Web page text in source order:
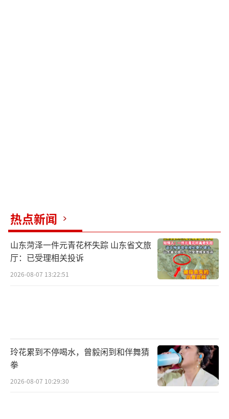
热点新闻
山东菏泽一件元青花杯失踪 山东省文旅
厅：已受理相关投诉
2026-08-07 13:22:51
玲花累到不停喝水，曾毅闲到和伴舞猜
拳
2026-08-07 10:29:30